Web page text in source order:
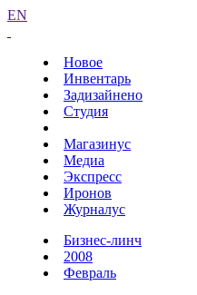
EN
Новое
Инвентарь
Задизайнено
Студия
Магазинус
Медиа
Экспресс
Иронов
Журналус
Бизнес-линч
2008
Февраль